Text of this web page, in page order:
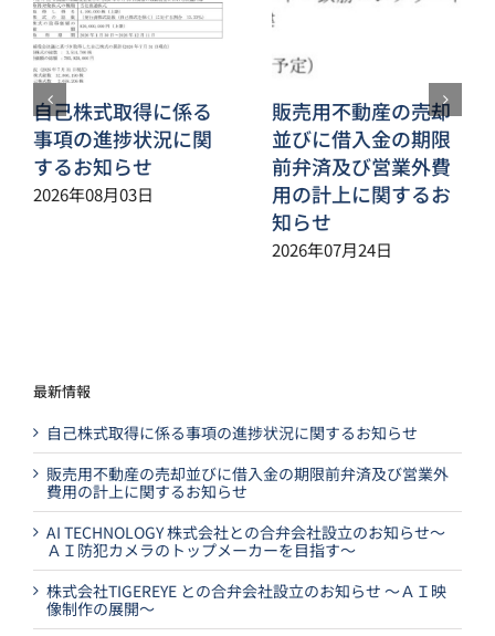
自己株式取得に係る
事項の進捗状況に関
するお知らせ
2026年08月03日
販売用不動産の売却
並びに借入金の期限
前弁済及び営業外費
用の計上に関するお
知らせ
2026年07月24日
最新情報
自己株式取得に係る事項の進捗状況に関するお知らせ
販売用不動産の売却並びに借入金の期限前弁済及び営業外
費用の計上に関するお知らせ
AI TECHNOLOGY 株式会社との合弁会社設立のお知らせ～
ＡＩ防犯カメラのトップメーカーを目指す～
株式会社TIGEREYE との合弁会社設立のお知らせ ～ＡＩ映
像制作の展開～